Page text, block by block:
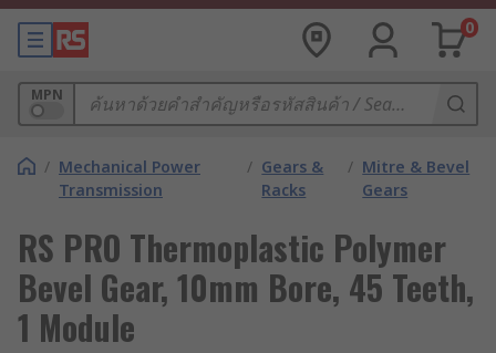
0
MPN
/ Mechanical Power
Transmission
/ Gears &
Racks
/ Mitre & Bevel
Gears
RS PRO Thermoplastic Polymer
Bevel Gear, 10mm Bore, 45 Teeth,
1 Module